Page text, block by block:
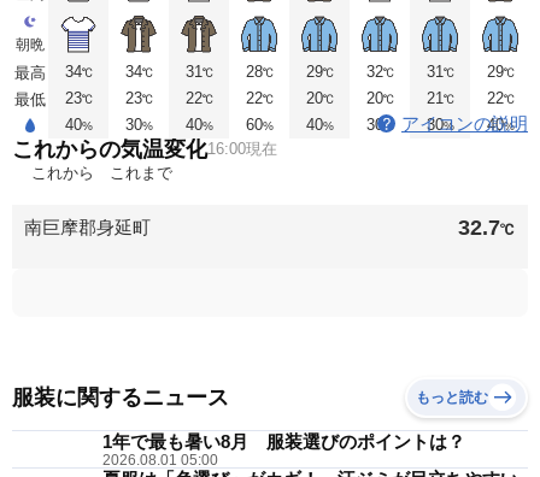
朝晩
最高
最低
34℃
23℃
40%
34℃
23℃
30%
31℃
22℃
40%
28℃
22℃
60%
29℃
20℃
40%
32℃
20℃
30 %
31℃
21℃
30%
29℃
22℃
40%
アイコンの説明
これからの気温変化16:00現在
これから
これまで
南巨摩郡身延町 32.7℃
服装に関するニュース もっと読む
1年で最も暑い8月 服装選びのポイントは？
2026.08.01 05:00